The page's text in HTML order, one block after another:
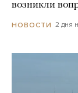
возникли
НОВОСТИ 2 дня